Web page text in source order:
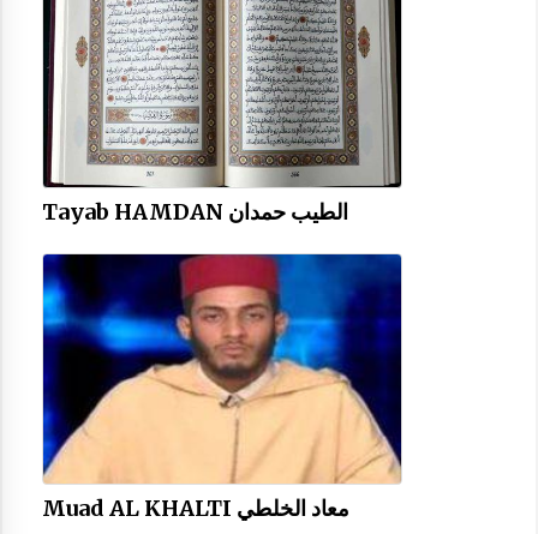
Tayab HAMDAN الطيب حمدان
Muad AL KHALTI معاد الخلطي